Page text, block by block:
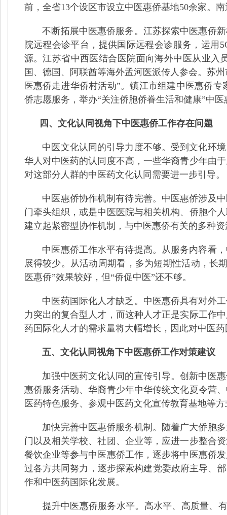
前，全省13个设区市设立中医惠侨基地50余家。
不断拓展中医惠侨服务。江苏探索中医惠侨
院远程会诊平台，提供国际远程会诊服务，运用
源。江苏省中西医结合医院面向海外中医从业入
国、德国、阿联酋等海外孟河医派传人参会。苏
医惠侨走进华侨村活动”。镇江市组建中医惠侨
侨志愿服务，举办“关注侨胞侨眷生活和健康”中
四、文化认同视角下中医惠侨工作存在问题
中医文化认同的引导力度不够。受到文化环
华人对中医药的认同度不高，一些华裔青少年由
对这部分人群的中医药文化认同需要进一步引导。
中医惠侨协作机制有待完善。中医惠侨涉及
门牵头组织，或是中医医院与相关机构、侨胞个
建立起紧密型协作机制，与中医惠侨有关的多种
中医惠侨工作水平有待提高。从服务内容看
展得较少。从活动周期看，多为短期性活动，长
医惠侨”效果较好，但“侨促中医”还不够。
中医药国际化人才缺乏。中医惠侨具有对外
力突出的复合型人才，而这种人才正是实际工作
药国际化人才的需求量将大幅增长，因此对中医
五、文化认同视角下中医惠侨工作对策建议
加强中医药文化认同的宣传引导。创新中医
惠侨服务活动、华裔青少年中华传统文化夏令营
医药特色服务、参观中医药文化宣传教育基地等
加快完善中医惠侨服务机制。随着广大侨胞
门以及相关学校、社团、企业等，应进一步整合
餐饮企业等参与中医惠侨工作，逐步将中医惠侨
过各方共同努力，逐步探索构建党委政府主导、
作和中医药国际化发展。
提升中医惠侨服务水平。高水平、高质量、